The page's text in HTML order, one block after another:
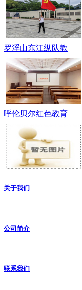
罗浮山东江纵队教
呼伦贝尔红色教育
关于我们
公司简介
联系我们